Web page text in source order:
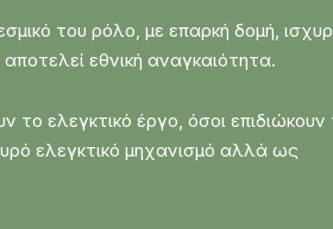
του ρόλο, με επαρκή δομή,
εθνική αναγκαιότητα.
ελεγκτικό έργο, όσοι επιδιώκουν
ελεγκτικό μηχανισμό αλλά ως